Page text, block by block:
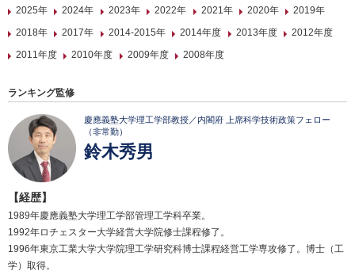
2025年
2024年 2023年 2022年 2021年 2020年
2019年
2018年
2017年 2014-2015年 2014年度 2013年度
2012年度
2011年度
2010年度 2009年度 2008年度
ランキング監修
慶應義塾大学理工学部教授／内閣府 上席科学技術政策フェロー
（非常勤）
鈴木秀男
【経歴】
1989年慶應義塾大学理工学部管理工学科卒業。
1992年ロチェスター大学経営大学院修士課程修了。
1996年東京工業大学大学院理工学研究科博士課程経営工学専攻修了。博士（工
学）取得。